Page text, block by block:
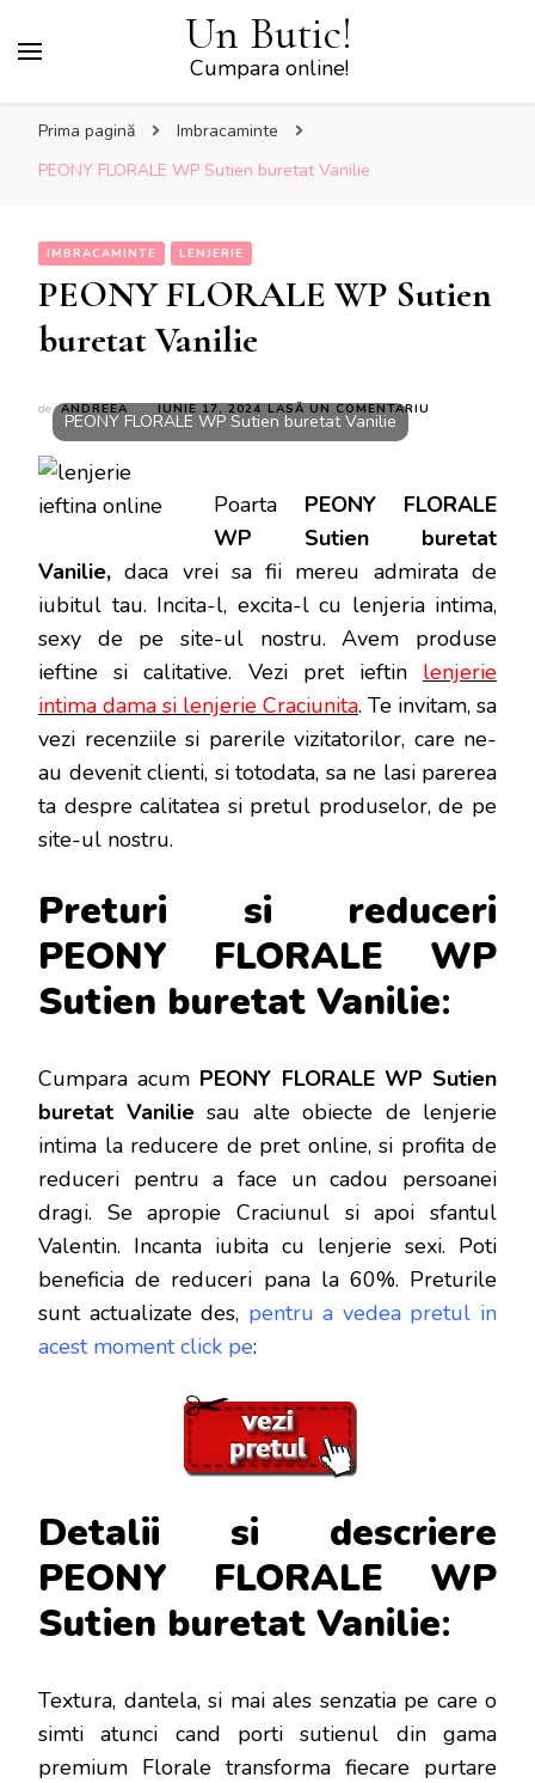
Un Butic!
Cumpara online!
Prima pagină
Imbracaminte
PEONY FLORALE WP Sutien buretat Vanilie
IMBRACAMINTE LENJERIE
PEONY FLORALE WP Sutien
buretat Vanilie
de ANDREEA IUNIE 17, 2024 LASĂ UN COMENTARIU
SUTIEN
BURETAT
VANILIE
PEONY FLORALE WP Sutien buretat Vanilie
Poarta PEONY FLORALE
WP Sutien buretat
Vanilie, daca vrei sa fii mereu admirata de
iubitul tau. Incita-l, excita-l cu lenjeria intima,
sexy de pe site-ul nostru. Avem produse
ieftine si calitative. Vezi pret ieftin lenjerie
intima dama si lenjerie Craciunita. Te invitam, sa
vezi recenziile si parerile vizitatorilor, care ne-
au devenit clienti, si totodata, sa ne lasi parerea
ta despre calitatea si pretul produselor, de pe
site-ul nostru.
Preturi si reduceri
PEONY FLORALE WP
Sutien buretat Vanilie:
Cumpara acum PEONY FLORALE WP Sutien
buretat Vaniliesau alte obiecte de lenjerie
intima la reducere de pret online, si profita de
reduceri pentru a face un cadou persoanei
dragi. Se apropie Craciunul si apoi sfantul
Valentin. Incanta iubita cu lenjerie sexi. Poti
beneficia de reduceri pana la 60%. Preturile
sunt actualizate des, pentru a vedea pretul in
acest moment click pe:
Detalii si descriere
PEONY FLORALE WP
Sutien buretat Vanilie:
Textura, dantela, si mai ales senzatia pe care o
simti atunci cand porti sutienul din gama
premium Florale transforma fiecare purtare